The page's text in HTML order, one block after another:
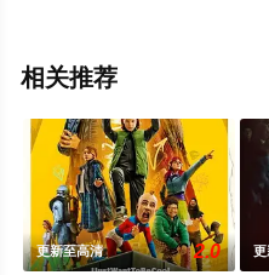
相关推荐
更新至高清 2.0 更